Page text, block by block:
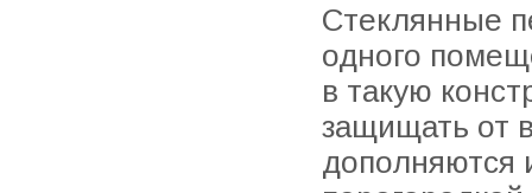
Стеклянные
одного
в такую
защищать от
дополняются